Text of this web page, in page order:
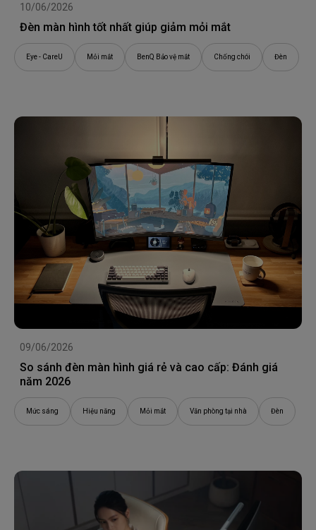
10/06/2026
Đèn màn hình tốt nhất giúp giảm mỏi mắt
Eye - CareU Mỏi mắt BenQ Bảo vệ mắt Chống chói Đèn
09/06/2026
So sánh đèn màn hình giá rẻ và cao cấp: Đánh giá
năm 2026
Mức sáng Hiệu năng Mỏi mắt Văn phòng tại nhà Đèn